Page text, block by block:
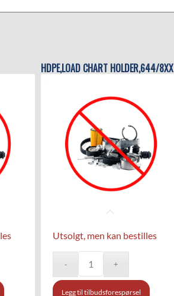
HDPE,LOAD CHART HOLDER,644/8XX
Utsolgt, men kan bestilles
Legg til tilbudsforespørsel